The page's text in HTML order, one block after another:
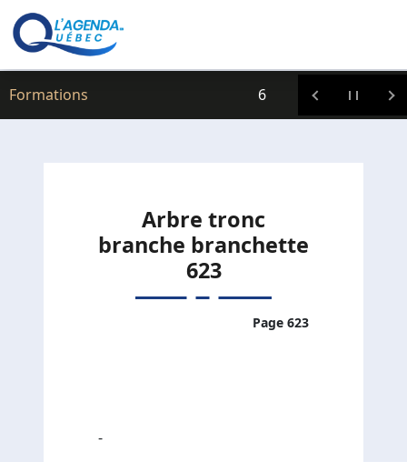
Clic icitte :
Formations 6
Arbre tronc
branche branchette
623
Page 623
-